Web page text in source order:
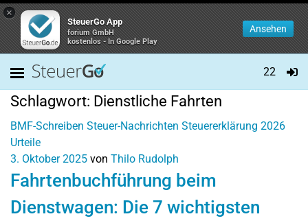
×
SteuerGo App
forium GmbH
kostenlos - In Google Play
Ansehen
22
Schlagwort: Dienstliche Fahrten
BMF-Schreiben Steuer-Nachrichten Steuererklärung 2026
Urteile
3. Oktober 2025 von Thilo Rudolph
Fahrtenbuchführung beim
Dienstwagen: Die 7 wichtigsten